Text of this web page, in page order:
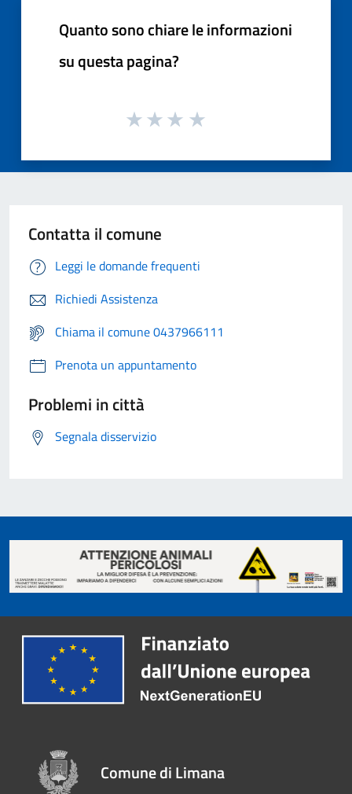
Quanto sono chiare le informazioni
su questa pagina?
Contatta il comune
Leggi le domande frequenti
Richiedi Assistenza
Chiama il comune 0437966111
Prenota un appuntamento
Problemi in città
Segnala disservizio
Comune di Limana